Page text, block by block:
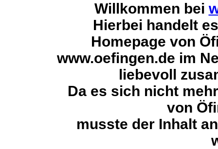
Willkommen bei
Hierbei handelt
Homepage von
www.oefingen.de im
liebevoll
Da es sich nicht
von
musste der Inhalt